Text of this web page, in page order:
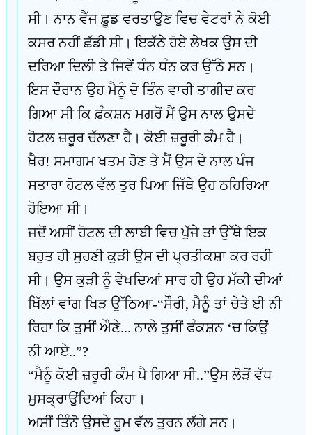
ਸੀ। ਨਾਨ ਵੈੱਜ ਫ਼ੂਡ ਵਰਤਾਉਣ ਵਿਚ ਵੇਟਰਾਂ ਨੇ ਕੋਈ
ਕਸਰ ਨਹੀਂ ਛੱਡੀ ਸੀ। ਇਕੱਠੇ ਹੋਏ ਲੇਖਕ ਉਸ ਦੀ
ਦਰਿਆ ਦਿਲੀ ਤੇ ਜਿਵੇਂ ਧੰਨ ਧੰਨ ਕਰ ਉੱਠੇ ਸਨ।
ਇਸ ਦੌਰਾਨ ਉਹ ਮੈਨੂੰ ਦੋ ਤਿੰਨ ਵਾਰੀ ਤਾਗੀਦ ਕਰ
ਗਿਆ ਸੀ ਕਿ ਫ਼ੰਕਸ਼ਨ ਮਗਰੋਂ ਮੈਂ ਉਸ ਨਾਲ ਉਸਦੇ
ਹੋਟਲ ਜ਼ਰੂਰ ਚੱਲਣਾ ਹੈ। ਕੋਈ ਜ਼ਰੂਰੀ ਕੰਮ ਹੈ।
ਖ਼ੈਰ! ਸਮਾਗਮ ਖਤਮ ਹੋਣ ਤੇ ਮੈਂ ਉਸ ਦੇ ਨਾਲ ਪੰਜ
ਸਤਾਰਾ ਹੋਟਲ ਵੱਲ ਤੁਰ ਪਿਆ ਜਿੱਥੇ ਉਹ ਠਹਿਰਿਆ
ਹੋਇਆ ਸੀ।
ਜਦੋਂ ਅਸੀਂ ਹੋਟਲ ਦੀ ਲਾਬੀ ਵਿਚ ਪੁੱਜੇ ਤਾਂ ਉੱਥੇ ਇਕ
ਬਹੁਤ ਹੀ ਸੁਹਣੀ ਕੁੜੀ ਉਸ ਦੀ ਪ੍ਰਤੀਕਸ਼ਾ ਕਰ ਰਹੀ
ਸੀ। ਉਸ ਕੁੜੀ ਨੂੰ ਵੇਖਦਿਆਂ ਸਾਰ ਹੀ ਉਹ ਮੱਕੀ ਦੀਆਂ
ਖਿੱਲਾਂ ਵਾਂਗ ਖਿੜ ਉੱਠਿਆ-“ਸੌਰੀ, ਮੈਨੂੰ ਤਾਂ ਚੇਤੇ ਈ ਨੀ
ਰਿਹਾ ਕਿ ਤੁਸੀਂ ਔਣੇ... ਨਾਲੇ ਤੁਸੀਂ ਫੰਕਸ਼ਨ ‘ਚ ਕਿਉਂ
ਨੀ ਆਏ..”?
“ਮੈਨੂੰ ਕੋਈ ਜ਼ਰੂਰੀ ਕੰਮ ਪੈ ਗਿਆ ਸੀ..”ਉਸ ਲੋੜੋਂ ਵੱਧ
ਮੁਸਕ੍ਰਾਉਂਦਿਆਂ ਕਿਹਾ।
ਅਸੀਂ ਤਿੰਨੋ ਉਸਦੇ ਰੂਮ ਵੱਲ ਤੁਰਨ ਲੱਗੇ ਸਨ।